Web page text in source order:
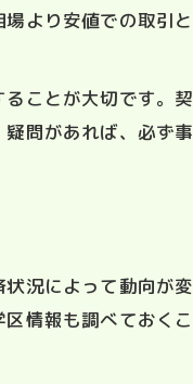
より安値での取引
ことが大切です。
問があれば、必ず
況によって動向が
情報も調べておく